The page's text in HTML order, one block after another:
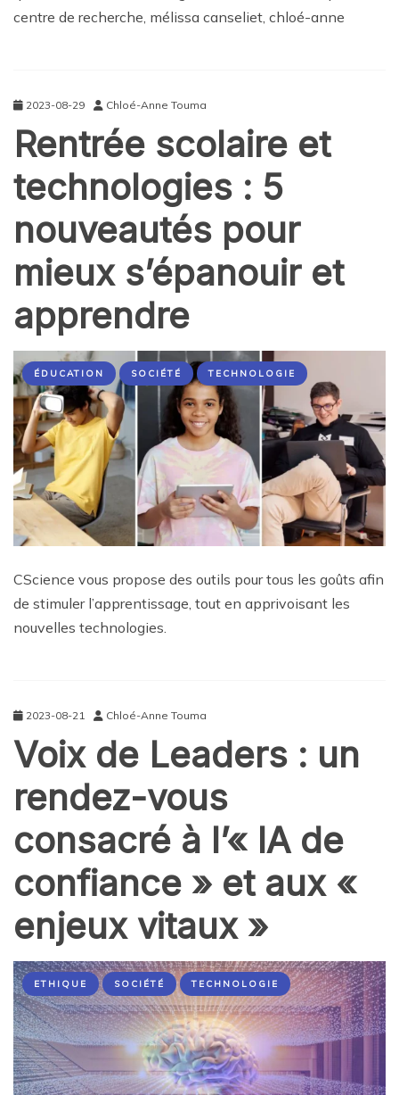
centre de recherche, mélissa canseliet, chloé-anne
2023-08-29 Chloé-Anne Touma
Rentrée scolaire et
technologies : 5
nouveautés pour
mieux s’épanouir et
apprendre
ÉDUCATION SOCIÉTÉ TECHNOLOGIE
CScience vous propose des outils pour tous les goûts afin
de stimuler l’apprentissage, tout en apprivoisant les
nouvelles technologies.
2023-08-21 Chloé-Anne Touma
Voix de Leaders : un
rendez-vous
consacré à l’« IA de
confiance » et aux «
enjeux vitaux »
ETHIQUE SOCIÉTÉ TECHNOLOGIE